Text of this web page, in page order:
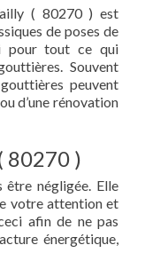
( 80270 ) est
de poses de
pour tout ce qui
Souvent
peuvent
d’une rénovation
80270 )
négligée. Elle
votre attention et
afin de ne pas
énergétique,